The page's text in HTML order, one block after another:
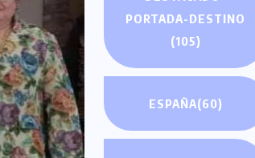
PORTADA-DESTINO
(105)
ESPAÑA(60)